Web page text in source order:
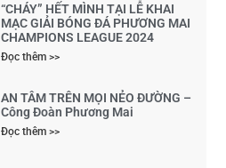
“CHÁY” HẾT MÌNH TẠI LỄ KHAI
MẠC GIẢI BÓNG ĐÁ PHƯƠNG MAI
CHAMPIONS LEAGUE 2024
Đọc thêm >>
AN TÂM TRÊN MỌI NẺO ĐƯỜNG –
Công Đoàn Phương Mai
Đọc thêm >>